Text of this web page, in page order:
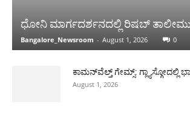
ಧೋನಿ ಮಾರ್ಗದರ್ಶನದಲ್ಲಿ ರಿಷಬ್ ತಾಲೀಮು
Bangalore_Newsroom - August 1, 2026 0
ಕಾಮನ್‌ವೆಲ್ತ್ ಗೇಮ್ಸ್: ಗ್ಲ್ಯಾಸ್ಗೋದಲ್ಲಿ
August 1, 2026